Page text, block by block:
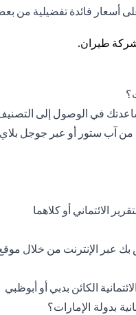
أسعار فائدة تفضيلية من
في الوصول إلى التصنيف
من آب ستور أو عبر جوجل
الائتماني أو كلاهما
بك عبر الإنترنت من خلال
الكائن بدبي أو أبوظبي
بدولة الإمارات؟